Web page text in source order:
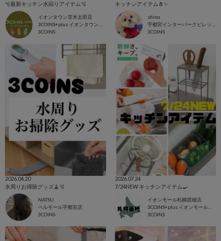
🫧最新キッチン水回りアイテム🫧
イオンタウン茨木太田店
3COINS
キッチンアイテム🧂✨
shino
3COINS
2026.04.20
水周りお掃除グッズ🧹🫧
NATSU
ベルモール宇都宮店
3COINS
2026.07.24
7/24NEW キッチンアイテム🍳
イオンモール札幌苗穂店
3COINS